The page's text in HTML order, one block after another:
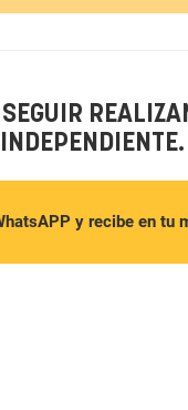
INDEPENDIENTE.
y recibe en tu